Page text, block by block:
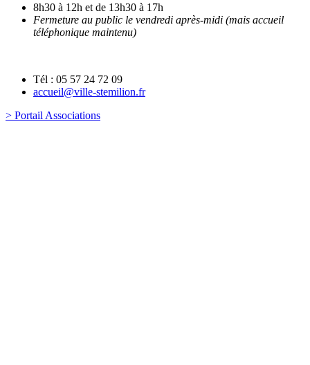
8h30 à 12h et de 13h30 à 17h
Fermeture au public le vendredi après-midi (mais accueil
téléphonique maintenu)
Tél : 05 57 24 72 09
accueil@ville-stemilion.fr
> Portail Associations